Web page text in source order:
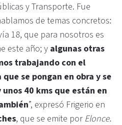
y Transporte. Fue
de temas concretos:
18, que para nosotros es
este año; y algunas otras
trabajando con el
se pongan en obra y se
40 kms que están en
”, expresó Frigerio en
, que se emite porElonce.